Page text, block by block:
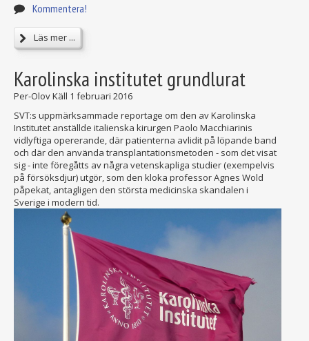
Kommentera!
Läs mer ...
Karolinska institutet grundlurat
Per-Olov Käll 1 februari 2016
SVT:s uppmärksammade reportage om den av Karolinska
Institutet anställde italienska kirurgen Paolo Macchiarinis
vidlyftiga opererande, där patienterna avlidit på löpande band
och där den använda transplantationsmetoden - som det visat
sig - inte föregåtts av några vetenskapliga studier (exempelvis
på försöksdjur) utgör, som den kloka professor Agnes Wold
påpekat, antagligen den största medicinska skandalen i
Sverige i modern tid.